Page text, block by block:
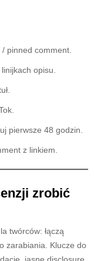
pinned comment.
opisu.
pierwsze 48 godzin.
z linkiem.
zrobić
twórców: łączą
zarabiania. Klucze do
jasne disclosure,